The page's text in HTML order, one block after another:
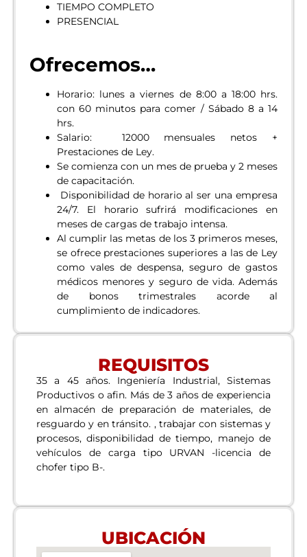
TIEMPO COMPLETO
PRESENCIAL
Ofrecemos…
Horario: lunes a viernes de 8:00 a 18:00 hrs.
con 60 minutos para comer / Sábado 8 a 14
hrs.
Salario: 12000 mensuales netos +
Prestaciones de Ley.
Se comienza con un mes de prueba y 2 meses
de capacitación.
Disponibilidad de horario al ser una empresa
24/7. El horario sufrirá modificaciones en
meses de cargas de trabajo intensa.
Al cumplir las metas de los 3 primeros meses,
se ofrece prestaciones superiores a las de Ley
como vales de despensa, seguro de gastos
médicos menores y seguro de vida. Además
de bonos trimestrales acorde al
cumplimiento de indicadores.
REQUISITOS
35 a 45 años. Ingeniería Industrial, Sistemas
Productivos o afin. Más de 3 años de experiencia
en almacén de preparación de materiales, de
resguardo y en tránsito. , trabajar con sistemas y
procesos, disponibilidad de tiempo, manejo de
vehículos de carga tipo URVAN -licencia de
chofer tipo B-.
UBICACIÓN